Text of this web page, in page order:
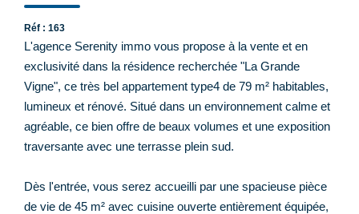
Réf : 163
L'agence Serenity immo vous propose à la vente et en
exclusivité dans la résidence recherchée "La Grande
Vigne", ce très bel appartement type4 de 79 m² habitables,
lumineux et rénové. Situé dans un environnement calme et
agréable, ce bien offre de beaux volumes et une exposition
traversante avec une terrasse plein sud.
Dès l'entrée, vous serez accueilli par une spacieuse pièce
de vie de 45 m² avec cuisine ouverte entièrement équipée,